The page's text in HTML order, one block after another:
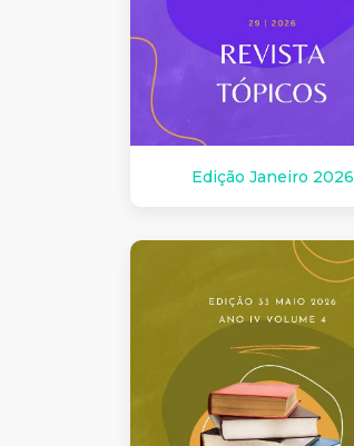
Edição Janeiro 2026